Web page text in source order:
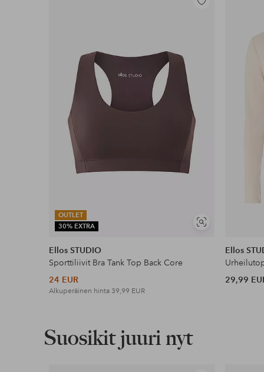
OUTLET
30% EXTRA
Näytä
Lisää
Ellos STUDIO
Sporttiliivit Bra Tank Top Back Core
24 EUR
Alkuperäinen hinta 39,99 EUR
Ellos
29,99
Suosikit juuri nyt